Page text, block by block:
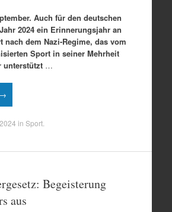
Auch für den deutschen
2024 ein Erinnerungsjahr an
nach dem Nazi-Regime, das vom
Sport in seiner Mehrheit
unterstützt …
in Sport.
Begeisterung
aus